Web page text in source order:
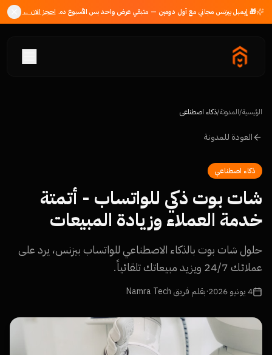
🎁 إيميل بيزنس مجاني معأول دومين — متبقي عرض واحدبس الأسبوع ده. احجز الان ←
الرئيسية/المدونة/ذكاء اصطناعي
العودة للمدونة
ذكاء اصطناعي
شات بوت ذكي للواتساب - أتمتة
خدمة العملاء وزيادة المبيعات
حلول شات بوت بالذكاء الاصطناعي للواتساب بيزنس، يرد على
عملائك 24/7 ويزيد مبيعاتك تلقائياً.
4 يونيو 2026 ·بقلم فريق Namra Tech